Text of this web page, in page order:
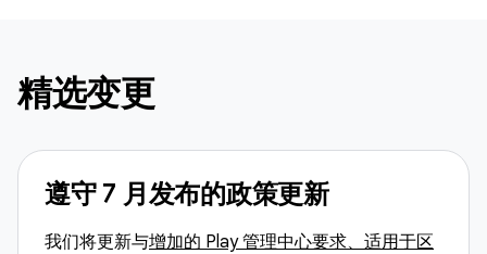
精选变更
遵守 7 月发布的政策更新
我们将更新与增加的 Play 管理中心要求、适用于区